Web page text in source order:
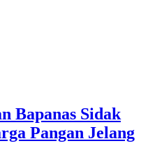
Bapanas Sidak
Pangan Jelang